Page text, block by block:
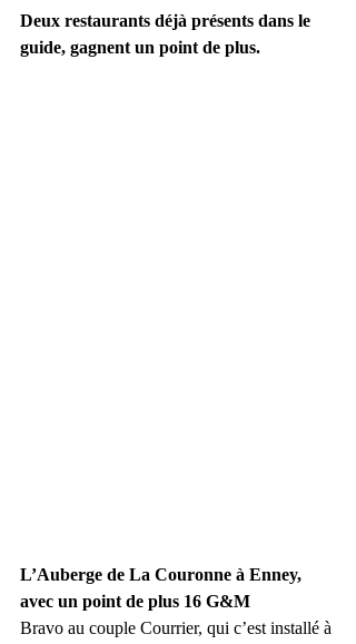
Deux restaurants déjà présents dans le
guide, gagnent un point de plus.
L’Auberge de La Couronne à Enney,
avec un point de plus 16 G&M
Bravo au couple Courrier, qui c’est installé à